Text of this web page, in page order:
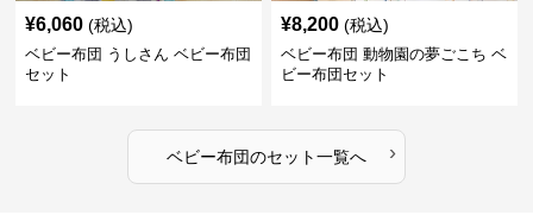
¥6,060 (税込)
ベビー布団 うしさん ベビー布団
セット
¥8,200 (税込)
ベビー布団 動物園の夢ごこち ベ
ビー布団セット
ベビー布団のセット一覧へ ›